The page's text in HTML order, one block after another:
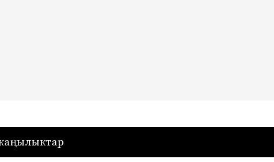
Кыргызстан